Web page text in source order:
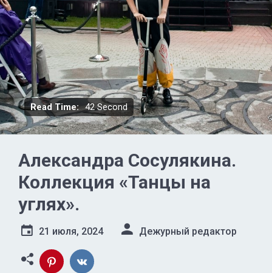
Read Time: 42 Second
Александра Сосулякина.
Коллекция «Танцы на
углях».
21 июля, 2024 Дежурный редактор